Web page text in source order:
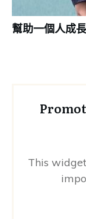
幫助一個人成
This